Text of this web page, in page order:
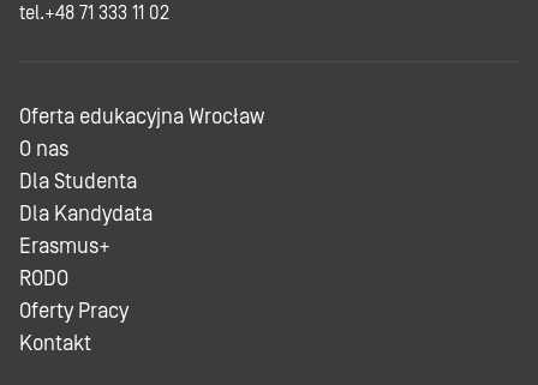
tel.+48 71 333 11 02
Oferta edukacyjna Wrocław
O nas
Dla Studenta
Dla Kandydata
Erasmus+
RODO
Oferty Pracy
Kontakt